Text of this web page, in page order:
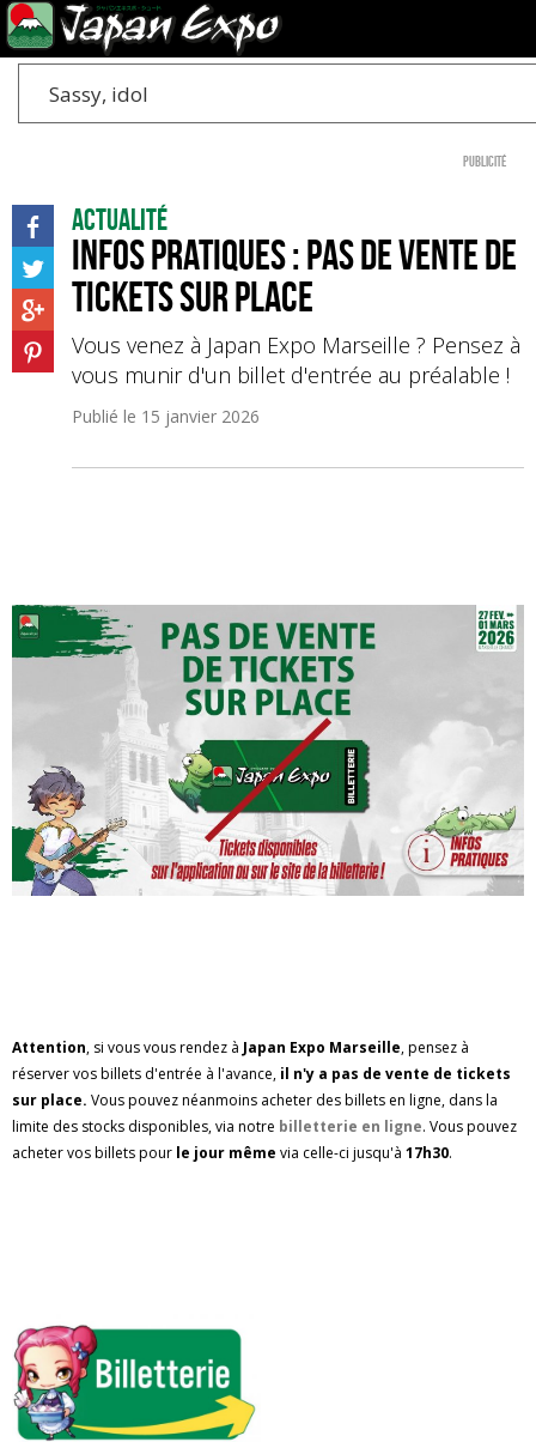
Sassy, idol
Publicité
Actualité
Infos pratiques : Pas de vente de
tickets sur place
Vous venez à Japan Expo Marseille ? Pensez à
vous munir d'un billet d'entrée au préalable !
Publié le 15 janvier 2026
Attention, si vous vous rendez à Japan Expo Marseille, pensez à
réserver vos billets d'entrée à l'avance, il n'y a pas de vente de tickets
sur place. Vous pouvez néanmoins acheter des billets en ligne, dans la
limite des stocks disponibles, via notre billetterie en ligne. Vous pouvez
acheter vos billets pour le jour même via celle-ci jusqu'à 17h30.